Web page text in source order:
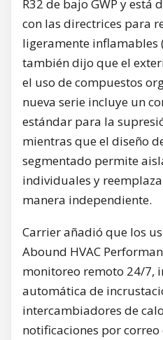
R32 de bajo GWP y
con las directrices para
ligeramente inflamables
también dijo que el
el uso de compuestos
nueva serie incluye un
estándar para la
mientras que el diseño
segmentado permite
individuales y
manera independiente.
Carrier añadió que los
Abound HVAC
monitoreo remoto 24/7,
automática de
intercambiadores de
notificaciones por correo